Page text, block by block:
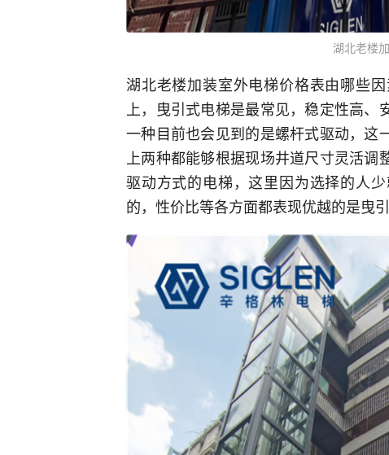
湖北老楼
湖北老楼加装室外电梯价格表由哪些
上，曳引式电梯是最常见，稳定性高、
一种目前也会见到的是螺杆式驱动，这
上两种都能够根据现场井道尺寸灵活
驱动方式的电梯，这里因为选择的人
的，性价比等各方面都表现优越的是曳